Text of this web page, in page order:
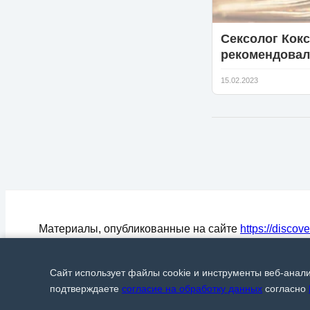
Сексолог Кокс
рассказывать
15.02.2023
Материалы, опубликованные на сайте https://
Discover24.ruобязательна.© Discover24, 2015-
Сайт использует файлы cookie и инструменты веб-
подтверждаете согласие на обработку данных согласно